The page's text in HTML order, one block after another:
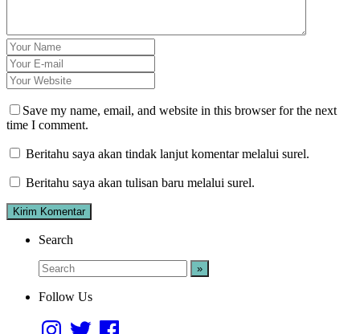
Save my name, email, and website in this browser for the next
time I comment.
Beritahu saya akan tindak lanjut komentar melalui surel.
Beritahu saya akan tulisan baru melalui surel.
Search
Follow Us
InstagramTwitterFacebook